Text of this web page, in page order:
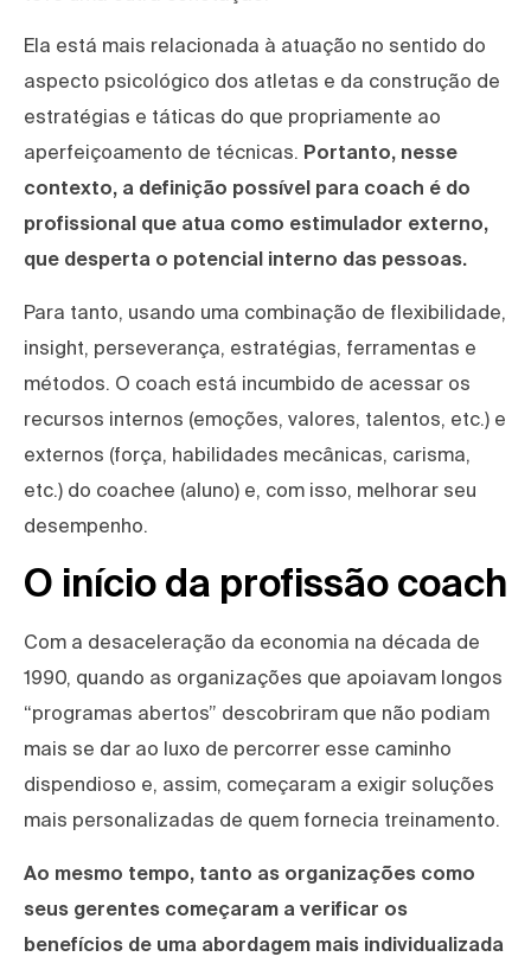
Ela está mais relacionada à atuação no sentido do
aspecto psicológico dos atletas e da construção de
estratégias e táticas do que propriamente ao
aperfeiçoamento de técnicas. Portanto, nesse
contexto, a definição possível para coach é do
profissional que atua como estimulador externo,
que desperta o potencial interno das pessoas.
Para tanto, usando uma combinação de flexibilidade,
insight, perseverança, estratégias, ferramentas e
métodos. O coach está incumbido de acessar os
recursos internos (emoções, valores, talentos, etc.) e
externos (força, habilidades mecânicas, carisma,
etc.) do coachee (aluno) e, com isso, melhorar seu
desempenho.
O início da profissão coach
Com a desaceleração da economia na década de
1990, quando as organizações que apoiavam longos
“programas abertos” descobriram que não podiam
mais se dar ao luxo de percorrer esse caminho
dispendioso e, assim, começaram a exigir soluções
mais personalizadas de quem fornecia treinamento.
Ao mesmo tempo, tanto as organizações como
seus gerentes começaram a verificar os
benefícios de uma abordagem mais individualizada